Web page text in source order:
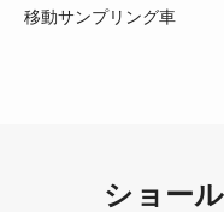
移動サンプリング車
ショー